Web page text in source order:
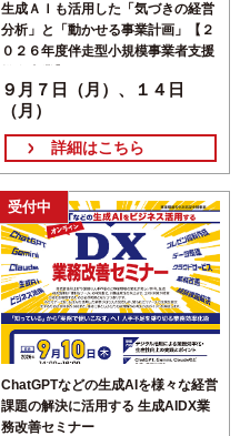
生成ＡＩも活用した「気づきの経営
分析」と「動かせる事業計画」【２
０２６年度伴走型小規模事業者支援
９月７日（月）、１４日
（月）
詳細はこちら
受付中
ChatGPTなどの生成AIを様々な経営
課題の解決に活用する 生成AIDX業
務改善セミナー